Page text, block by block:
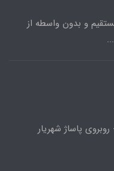
و بدون واسطه از
پاساژ شهریار